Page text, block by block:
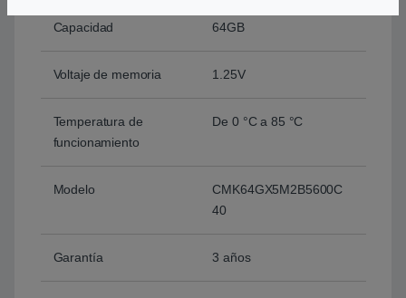
Capacidad 64GB
Voltaje de memoria 1.25V
Temperatura de
funcionamiento
De 0 °C a 85 °C
Modelo
CMK64GX5M2B5600C
40
Garantía 3 años